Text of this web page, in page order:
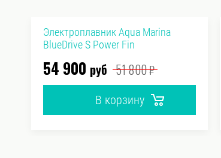
Электроплавник Aqua Marina
BlueDrive S Power Fin
54 900 руб 51 800₽
В корзину